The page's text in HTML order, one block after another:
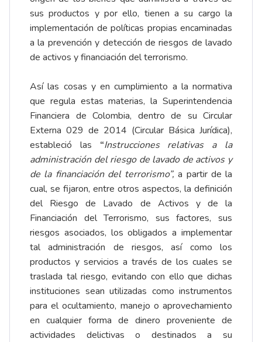
sus productos y por ello, tienen a su cargo la
implementación de políticas propias encaminadas
a la prevención y detección de riesgos de lavado
de activos y financiación del terrorismo.
Así las cosas y en cumplimiento a la normativa
que regula estas materias, la Superintendencia
Financiera de Colombia, dentro de su Circular
Externa 029 de 2014 (Circular Básica Jurídica),
estableció las “Instrucciones relativas a la
administración del riesgo de lavado de activos y
de la financiación del terrorismo”,a partir de la
cual, se fijaron, entre otros aspectos, la definición
del Riesgo de Lavado de Activos y de la
Financiación del Terrorismo, sus factores, sus
riesgos asociados, los obligados a implementar
tal administración de riesgos, así como los
productos y servicios a través de los cuales se
traslada tal riesgo, evitando con ello que dichas
instituciones sean utilizadas como instrumentos
para el ocultamiento, manejo o aprovechamiento
en cualquier forma de dinero proveniente de
actividades delictivas o destinados a su